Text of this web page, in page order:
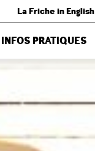
La Friche in English
INFOS PRATIQUES